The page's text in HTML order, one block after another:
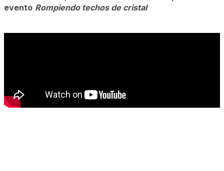
evento Rompiendo techos de cristal